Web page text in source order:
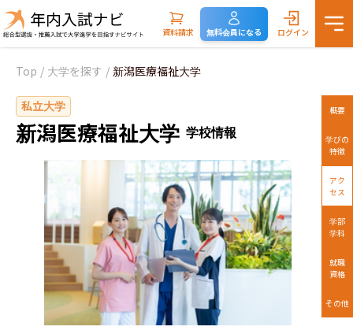
資料請求 無料会員になる ログイン
Top / 大学を探す / 新潟医療福祉大学
私立大学
新潟医療福祉大学 学校情報
概要
学びの
特徴
アク
セス
学部
学科
就職
資格
その他